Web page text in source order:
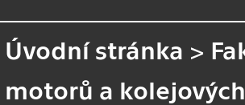
Úvodní stránka >
motorů a